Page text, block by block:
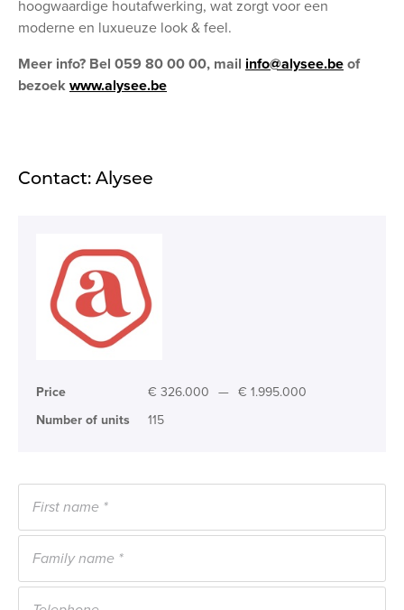
hoogwaardige houtafwerking, wat zorgt voor een
moderne en luxueuze look & feel.
Meer info? Bel 059 80 00 00, mail info@alysee.be of
bezoek www.alysee.be
Contact: Alysee
Price € 326.000 — € 1.995.000
Number of units
115